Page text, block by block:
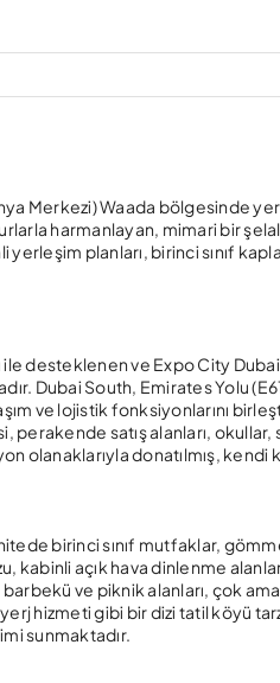
Merkezi) Waada bölgesinde
harmanlayan, mimari bir
planları, birinci sınıf
desteklenen ve Expo City
Dubai South, Emirates Yolu
ve lojistik fonksiyonlarını
satış alanları,
olanaklarıyla donatılmış,
birinci sınıf mutfaklar,
açık hava dinlenme
ve piknik alanları, çok
hizmeti gibi bir dizi tatil köyü
sunmaktadır.